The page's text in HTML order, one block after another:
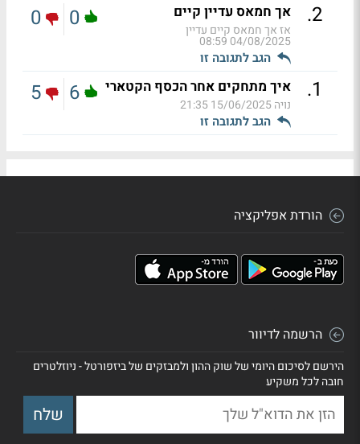
2
. אך חמאס עדיין קיים
אז אך חמאס קיים עדיין
04/08/2025 08:59
הגב לתגובה זו
0
0
1
. איך מתחקים אחר הכסף הקטארי
נויה15/06/2025 21:35
הגב לתגובה זו
6
5
הורדת אפליקציה
הרשמה לדיוור
הירשם לסיכום היומי של שוק ההון ולמבזקים של ביזפורטל - ניוזלטרים
חובה לכל משקיע